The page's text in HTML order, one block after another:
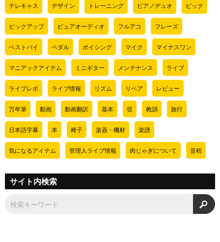
テレキャス デザイン トレーニング ピアノデュオ ピック
ピックアップ ピュアオーディオ フルアコ フレーズ
ベストバイ ペダル ボイシング マイク マイナスワン
マニアックアイテム ミニギター メンテナンス ライブ
ライブレポ ライブ情報 リズム リペア レビュー
万年筆 動画 動画翻訳 基本 弦 教訓 旅行
日本語字幕 本 椅子 楽器・機材 楽譜
気になるアイテム 管理人ライブ情報 肉じゃぎについて 音程
サイト内検索
検